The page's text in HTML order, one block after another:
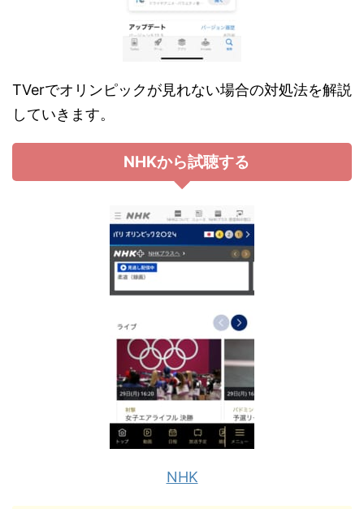
TVerでオリンピックが見れない場合の対処法を解説
していきます。
NHKから試聴する
NHK